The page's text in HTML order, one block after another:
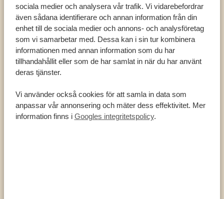
sociala medier och analysera vår trafik. Vi vidarebefordrar
även sådana identifierare och annan information från din
enhet till de sociala medier och annons- och analysföretag
som vi samarbetar med. Dessa kan i sin tur kombinera
informationen med annan information som du har
tillhandahållit eller som de har samlat in när du har använt
deras tjänster.
Vi använder också cookies för att samla in data som
anpassar vår annonsering och mäter dess effektivitet. Mer
information finns i Googles integritetspolicy.
Jacksons hartebeestar
Vattenbockar
Babianer
Vårtsvin
Över 450 fågelarter
Uganda Kobs
FAKTA OM MURCHISON FALLS NATIONALPARK
3 893 kvadratkilometer (1 503 kvadratmil)